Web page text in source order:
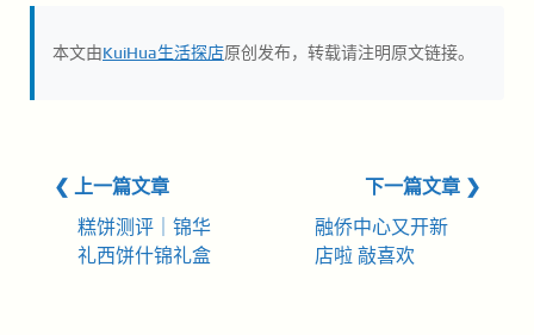
本文由KuiHua生活探店原创发布，转载请注明原文链接。
❮ 上一篇文章
糕饼测评｜锦华
礼西饼什锦礼盒
下一篇文章 ❯
融侨中心又开新
店啦 敲喜欢